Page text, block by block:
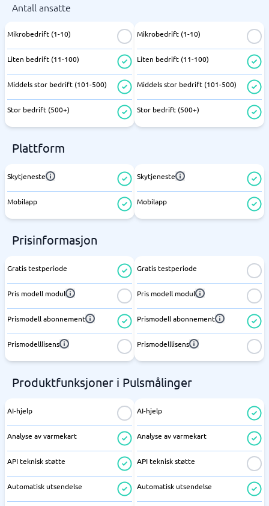
Antall ansatte
Mikrobedrift (1-10)
Liten bedrift (11-100)
Middels stor bedrift (101-500)
Stor bedrift (500+)
Mikrobedrift (1-10)
Liten bedrift (11-100)
Middels stor bedrift (101-500)
Stor bedrift (500+)
Plattform
Skytjeneste
Mobilapp
Skytjeneste
Mobilapp
Prisinformasjon
Gratis testperiode
Pris modell modul
Prismodell abonnement
Prismodelllisens
Gratis testperiode
Pris modell modul
Prismodell abonnement
Prismodelllisens
Produktfunksjoner i Pulsmålinger
AI-hjelp
Analyse av varmekart
API teknisk støtte
Automatisk utsendelse
AI-hjelp
Analyse av varmekart
API teknisk støtte
Automatisk utsendelse